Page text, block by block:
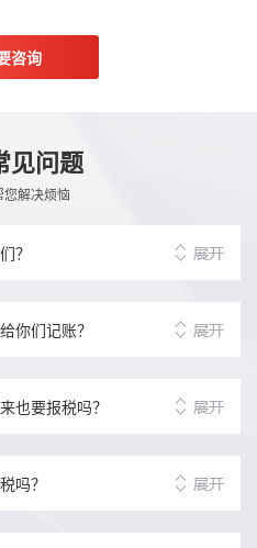
咨询
见问题
您解决烦恼
？
你们记账？
也要报税吗？
吗？